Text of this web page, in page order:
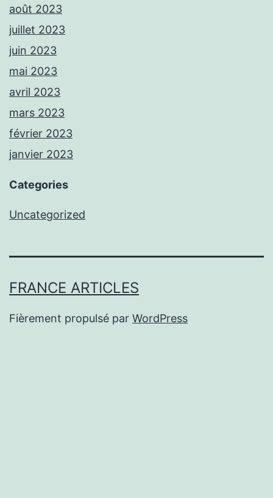
août 2023
juillet 2023
juin 2023
mai 2023
avril 2023
mars 2023
février 2023
janvier 2023
Categories
Uncategorized
FRANCE ARTICLES
Fièrement propulsé par WordPress